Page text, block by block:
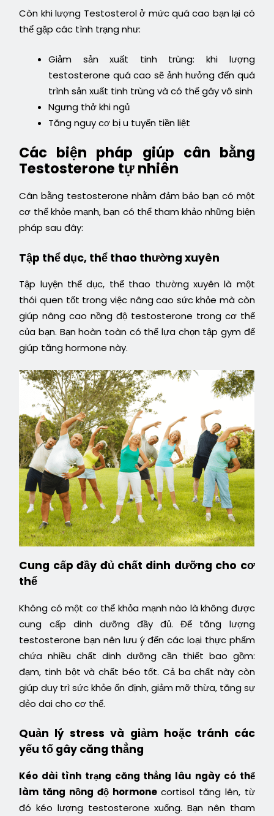
Còn khi lượng Testosterol ở mức quá cao bạn lại có
thể gặp các tình trạng như:
Giảm sản xuất tinh trùng: khi lượng
testosterone quá cao sẽ ảnh hưởng đến quá
trình sản xuất tinh trùng và có thể gây vô sinh
Ngưng thở khi ngủ
Tăng nguy cơ bị u tuyến tiền liệt
Các biện pháp giúp cân bằng
Testosterone tự nhiên
Cân bằng testosterone nhằm đảm bảo bạn có một
cơ thể khỏe mạnh, bạn có thể tham khảo những biện
pháp sau đây:
Tập thể dục, thể thao thường xuyên
Tập luyện thể dục, thể thao thường xuyên là một
thói quen tốt trong việc nâng cao sức khỏe mà còn
giúp nâng cao nồng độ testosterone trong cơ thể
của bạn. Bạn hoàn toàn có thể lựa chọn tập gym để
giúp tăng hormone này.
Cung cấp đầy đủ chất dinh dưỡng cho cơ
thể
Không có một cơ thể khỏa mạnh nào là không được
cung cấp dinh dưỡng đầy đủ. Để tăng lượng
testosterone bạn nên lưu ý đến các loại thực phẩm
chứa nhiều chất dinh dưỡng cần thiết bao gồm:
đạm, tinh bột và chất béo tốt. Cả ba chất này còn
giúp duy trì sức khỏe ổn định, giảm mỡ thừa, tăng sự
dẻo dai cho cơ thể.
Quản lý stress và giảm hoặc tránh các
yếu tố gây căng thẳng
Kéo dài tình trạng căng thẳng lâu ngày có thể
làm tăng nồng độ hormone cortisol tăng lên, từ
đó kéo lượng testosterone xuống. Bạn nên tham